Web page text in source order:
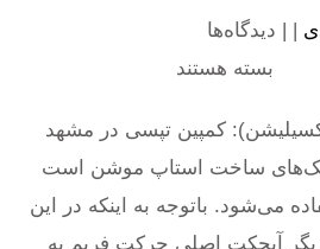
| | دیدگاه‌هابرای تپسی: استاپ
بسته هستند
کمپین تپسی در مشهد
ساخت استاپ موشن است
می‌شود. باتوجه به اینکه در این
آبجکت اصلی حرکت فریم به